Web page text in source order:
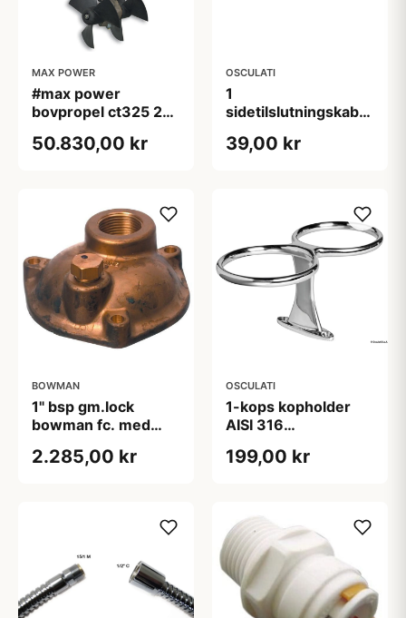
MAX POWER
#max power
bovpropel ct325 24v
50.830,00 kr
OSCULATI
1
sidetilslutningskabel
39,00 kr
BOWMAN
1" bsp gm.lock
bowman fc. med
2.285,00 kr
OSCULATI
1-kops kopholder
AISI 316
199,00 kr